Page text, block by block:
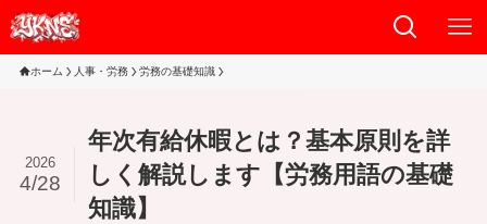
ホーム 人事・労務 労務の基礎知識
年次有給休暇とは？基本原則を詳
しく解説します【労務用語の基礎
知識】
2026
4/28